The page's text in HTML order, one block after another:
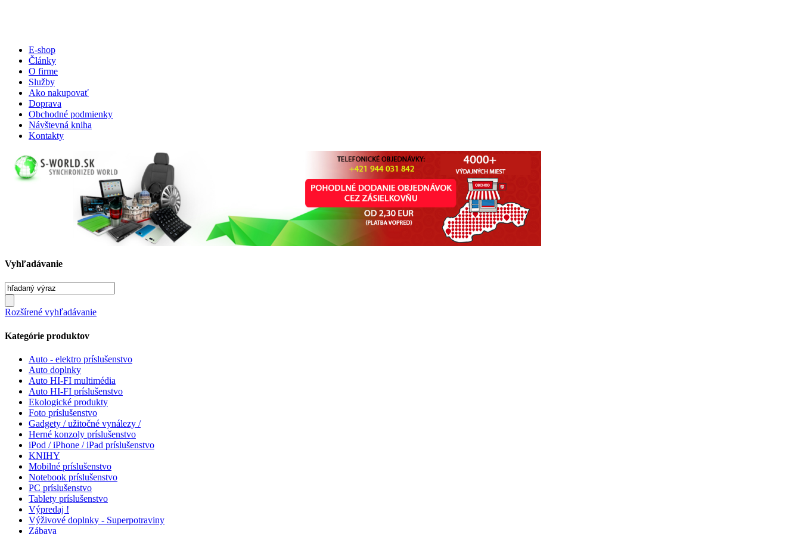
E-shop
Články
O firme
Služby
Ako nakupovať
Doprava
Obchodné podmienky
Návštevná kniha
Kontakty
Vyhľadávanie
Rozšírené vyhľadávanie
Kategórie produktov
Auto - elektro príslušenstvo
Auto doplnky
Auto HI-FI multimédia
Auto HI-FI príslušenstvo
Ekologické produkty
Foto príslušenstvo
Gadgety / užitočné vynálezy /
Herné konzoly príslušenstvo
iPod / iPhone / iPad príslušenstvo
KNIHY
Mobilné príslušenstvo
Notebook príslušenstvo
PC príslušenstvo
Tablety príslušenstvo
Výpredaj !
Výživové doplnky - Superpotraviny
Zábava